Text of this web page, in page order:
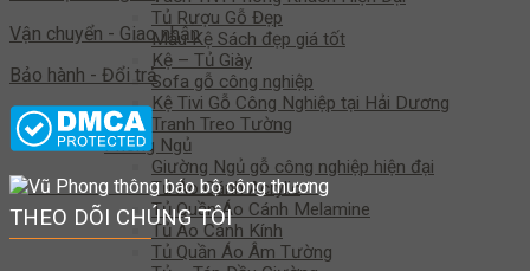
Tủ Rượu Gỗ Đẹp
Mẫu Kệ Sách đẹp giá tốt
Kệ – Tủ Giày
Sofa gỗ công nghiệp
Kệ Tivi Gỗ Công Nghiệp tại Hải Dương
Tranh Treo Tường
Phòng Ngủ
Giường Ngủ gỗ công nghiệp hiện đại
Tủ Áo Cánh Acrylic
Tủ Quần Áo Cánh Melamine
Tủ Áo Cánh Kính
Tủ Quần Áo Âm Tường
Vận chuyển - Giao nhận
Bảo hành - Đổi trả
THEO DÕI CHÚNG TÔI